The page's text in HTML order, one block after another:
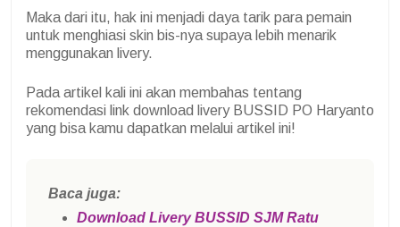
Maka dari itu, hak ini menjadi daya tarik para pemain
untuk menghiasi skin bis-nya supaya lebih menarik
menggunakan livery.
Pada artikel kali ini akan membahas tentang
rekomendasi link download livery BUSSID PO Haryanto
yang bisa kamu dapatkan melalui artikel ini!
Baca juga:
Download Livery BUSSID SJM Ratu